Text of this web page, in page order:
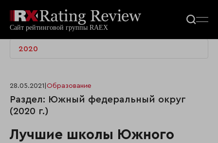
2020
28.05.2021 Образование
Раздел: Южный федеральный округ
(2020 г.)
Лучшие школы Южного